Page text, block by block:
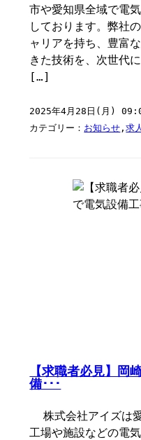
市や愛知県全域で電
しております。弊社
ャリアを持ち、豊富
きた技術を、次世代
[…]
2025年4月28日(月)
カテゴリー： お知らせ ,求
【求職者必見】岡
備･･･
株式会社アイズは
工場や施設などの電